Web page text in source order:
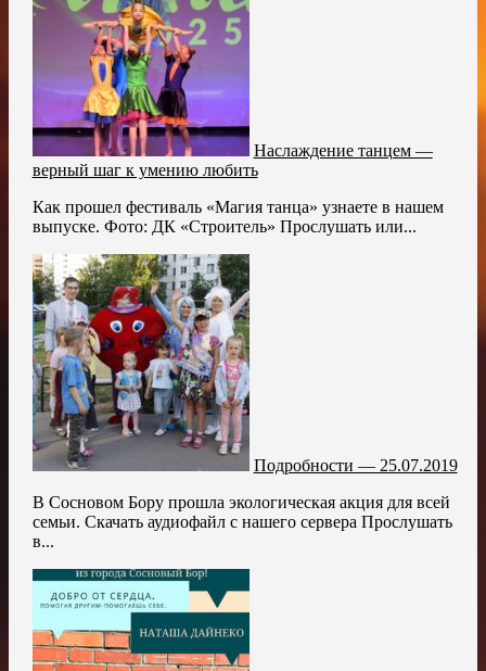
Наслаждение танцем —
верный шаг к умению любить
Как прошел фестиваль «Магия танца» узнаете в нашем
выпуске. Фото: ДК «Строитель» Прослушать или...
Подробности — 25.07.2019
В Сосновом Бору прошла экологическая акция для всей
семьи. Скачать аудиофайл с нашего сервера Прослушать
в...